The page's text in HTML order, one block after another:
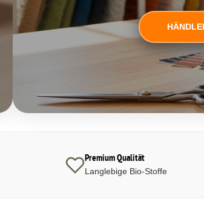
Premium Qualität
Langlebige Bio-Stoffe